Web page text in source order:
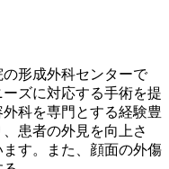
形成外科センターで
ズに対応する手術を提
科を専門とする経験豊
患者の外見を向上さ
す。また、顔面の外傷